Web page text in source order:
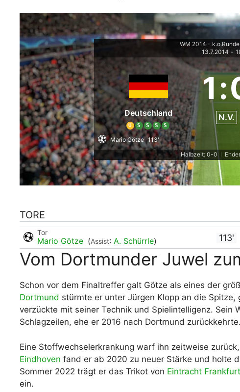
WM 2014 - k.o.Runde
13.7.2014 -
Deutschland
U S S S S
1:
N.V.
Mario Götze 113'
Halbzeit: 0-0
TORE
Tor
Mario Götze (Assist: A. Schürrle) 113'
Vom Dortmunder Juwel
Schon vor dem Finaltreffer galt Götze als eines der
Dortmund stürmte er unter Jürgen Klopp an die
verzückte mit seiner Technik und Spielintelligenz. Sein
Schlagzeilen, ehe er 2016 nach Dortmund zurückkehrte.
Eine Stoffwechselerkrankung warf ihn zeitweise
Eindhoven fand er ab 2020 zu neuer Stärke und holte
Sommer 2022 trägt er das Trikot von Eintracht Frankfurt
ein.